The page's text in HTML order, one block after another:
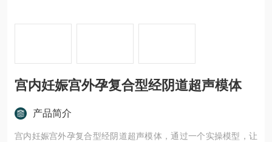
宫内妊娠宫外孕复合型经阴道超声模体
产品简介
宫内妊娠宫外孕复合型经阴道超声模体，通过一个实操模型，让